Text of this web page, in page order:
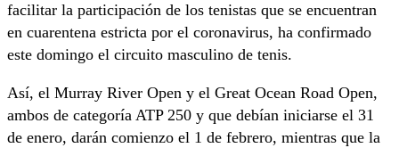
facilitar la participación de los tenistas que se encuentran
en cuarentena estricta por el coronavirus, ha confirmado
este domingo el circuito masculino de tenis.
Así, el Murray River Open y el Great Ocean Road Open,
ambos de categoría ATP 250 y que debían iniciarse el 31
de enero, darán comienzo el 1 de febrero, mientras que la